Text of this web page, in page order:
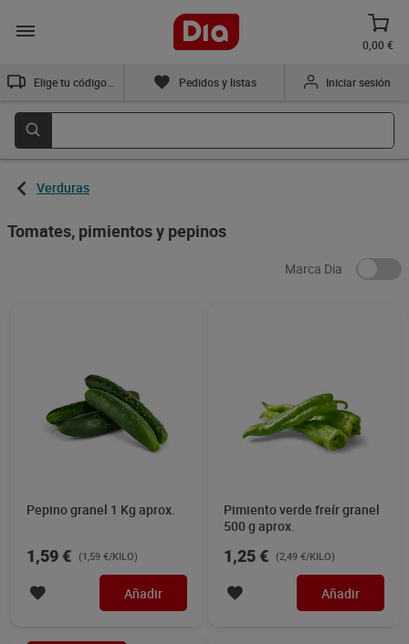
0,00 €
Pedidos y listas Iniciar sesión
Verduras
Tomates, pimientos y pepinos
Marca Dia
Pepino granel 1 Kg aprox.
1,59 € (1,59 €/KILO)
Añadir
Pimiento verde freír granel
500 g aprox.
1,25 € (2,49 €/KILO)
Añadir